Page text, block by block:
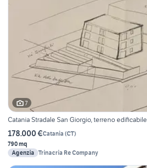
7
Catania Stradale San Giorgio, terreno edificabile
178.000 €Catania (CT)
790 mq
Agenzia Trinacria Re Company